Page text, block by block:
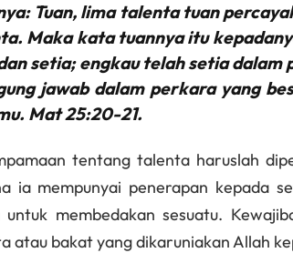
Tuan, lima talenta tuan
Maka kata tuannya itu
setia; engkau telah setia
jawab dalam perkara yang
Mat 25:20-21.
tentang talenta haruslah
ia mempunyai penerapan kepada
untuk membedakan sesuatu.
atau bakat yang dikaruniakan Allah